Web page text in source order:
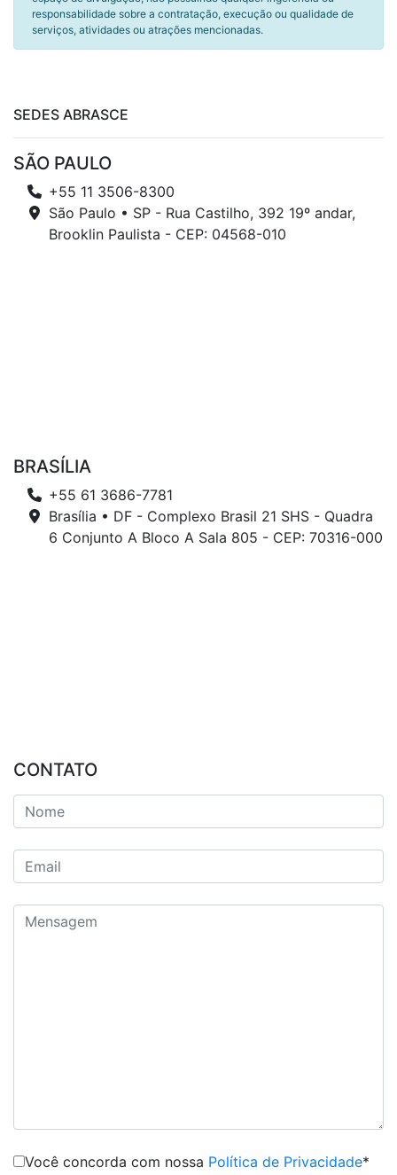
responsabilidade sobre a contratação, execução ou qualidade de
serviços, atividades ou atrações mencionadas.
SEDES ABRASCE
SÃO PAULO
+55 11 3506-8300
São Paulo • SP - Rua Castilho, 392 19º andar,
Brooklin Paulista - CEP: 04568-010
BRASÍLIA
+55 61 3686-7781
Brasília • DF - Complexo Brasil 21 SHS - Quadra
6 Conjunto A Bloco A Sala 805 - CEP: 70316-000
CONTATO
Você concorda com nossa Política de Privacidade*